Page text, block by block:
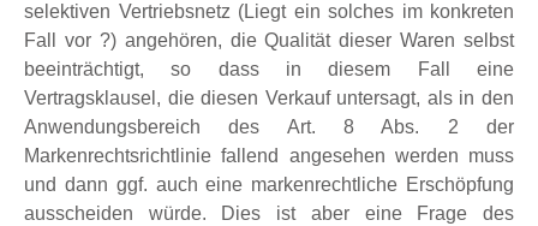
selektiven Vertriebsnetz (Liegt ein solches im konkreten
Fall vor ?) angehören, die Qualität dieser Waren selbst
beeinträchtigt, so dass in diesem Fall eine
Vertragsklausel, die diesen Verkauf untersagt, als in den
Anwendungsbereich des Art. 8 Abs. 2 der
Markenrechtsrichtlinie fallend angesehen werden muss
und dann ggf. auch eine markenrechtliche Erschöpfung
ausscheiden würde. Dies ist aber eine Frage des